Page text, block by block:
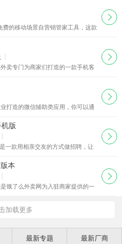
理，有新的订单软件会以语音的形
费的移动场景自营销管家工具，这款
可以帮你查看手机网页的访问量。
下载
卖专门为商家们打造的一款手机客
外卖商家版app轻松地查看用户的下
下载
打造的微信辅助类应用，你可以通
量以及潜在客户报名等等消息。
下载
版
一款用相亲交友的方式做招聘，让
面向老板的”Boss版“。
下载
本
饿了么外卖网为入驻商家提供的一
下载
加载更多
最新专题 最新厂商